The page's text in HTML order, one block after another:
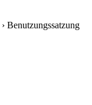
› Benutzungssatzung